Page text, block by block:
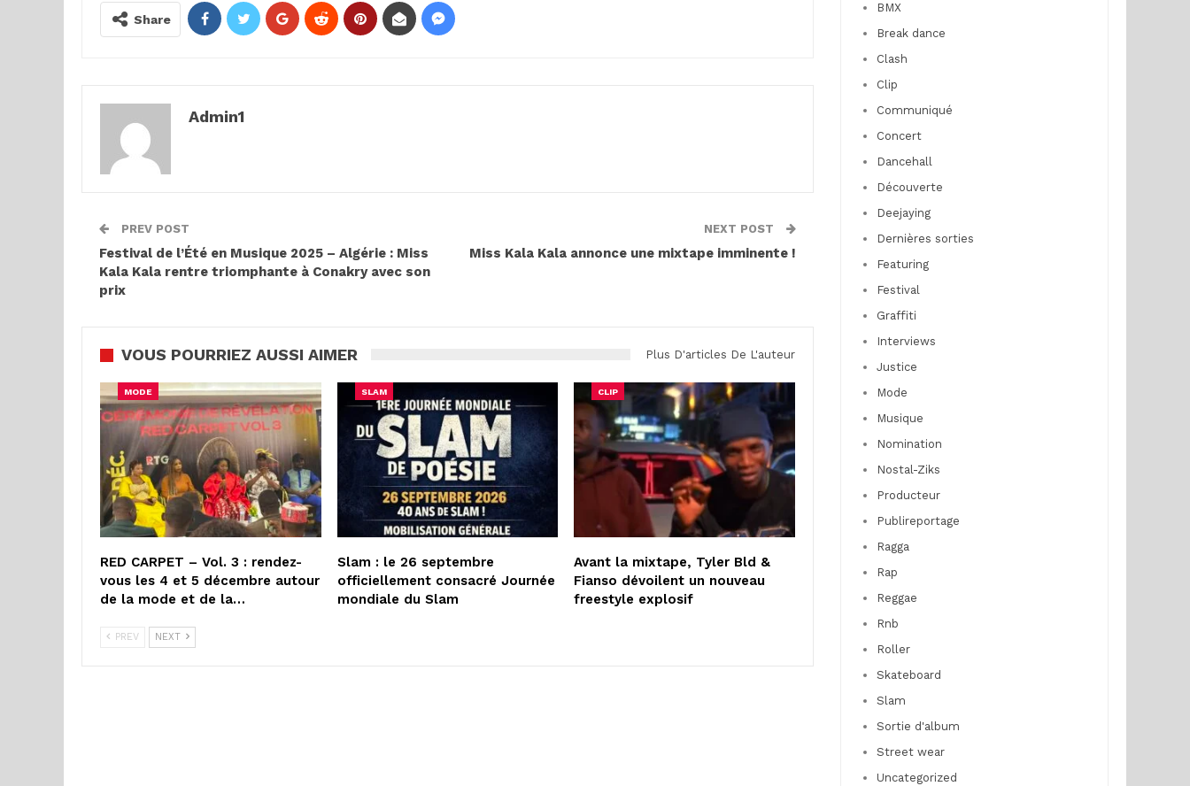
Share
Admin1
PREV POST
Festival de l’Été en Musique 2025 – Algérie : Miss
Kala Kala rentre triomphante à Conakry avec son
prix
NEXT POST
Miss Kala Kala annonce une mixtape imminente !
VOUS POURRIEZ AUSSI AIMER Plus D'articles De L'auteur
MODE
RED CARPET – Vol. 3 : rendez-
vous les 4 et 5 décembre autour
de la mode et de la…
SLAM
Slam : le 26 septembre
officiellement consacré Journée
mondiale du Slam
CLIP
Avant la mixtape, Tyler Bld &
Fianso dévoilent un nouveau
freestyle explosif
PREV NEXT
BMX
Break dance
Clash
Clip
Communiqué
Concert
Dancehall
Découverte
Deejaying
Dernières sorties
Featuring
Festival
Graffiti
Interviews
Justice
Mode
Musique
Nomination
Nostal-Ziks
Producteur
Publireportage
Ragga
Rap
Reggae
Rnb
Roller
Skateboard
Slam
Sortie d'album
Street wear
Uncategorized